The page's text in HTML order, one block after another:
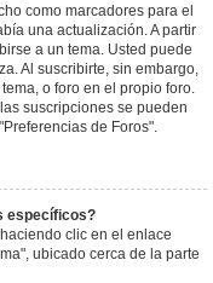
como marcadores para el
una actualización. A partir
a un tema. Usted puede
Al suscribirte, sin embargo,
o foro en el propio foro.
suscripciones se pueden
de Foros".
específicos?
clic en el enlace
ubicado cerca de la parte